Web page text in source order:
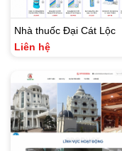
Nhà thuốc Đại Cát Lộc
Liên hệ